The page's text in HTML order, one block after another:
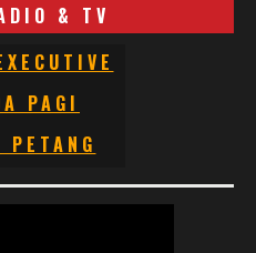
& TV
PAGI
PETANG